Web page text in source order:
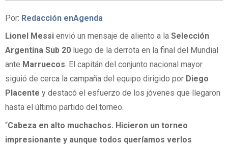
Por: Redacción enAgenda
Lionel Messi envió un mensaje de aliento a la Selección
Argentina Sub 20 luego de la derrota en la final del Mundial
ante Marruecos. El capitán del conjunto nacional mayor
siguió de cerca la campaña del equipo dirigido por Diego
Placente y destacó el esfuerzo de los jóvenes que llegaron
hasta el último partido del torneo.
“Cabeza en alto muchachos. Hicieron un torneo
impresionante y aunque todos queríamos verlos